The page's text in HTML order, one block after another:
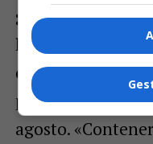
giardini, di
lavanda, menta,
citronella.
proseguirà,
agosto.